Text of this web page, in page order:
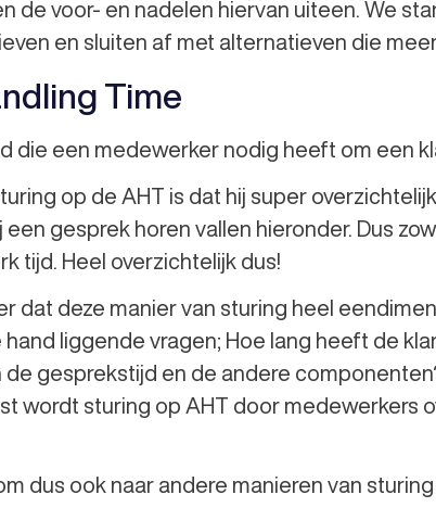
de voor- en nadelen hiervan uiteen. We
en sluiten af met alternatieven die
Time
die een medewerker nodig heeft om een
op de AHT is dat hij super
gesprek horen vallen hieronder. Dus
tijd. Heel overzichtelijk dus!
dat deze manier van sturing heel
hand liggende vragen; Hoe lang heeft de
gesprekstijd en de andere
wordt sturing op AHT door medewerkers
dus ook naar andere manieren van sturing